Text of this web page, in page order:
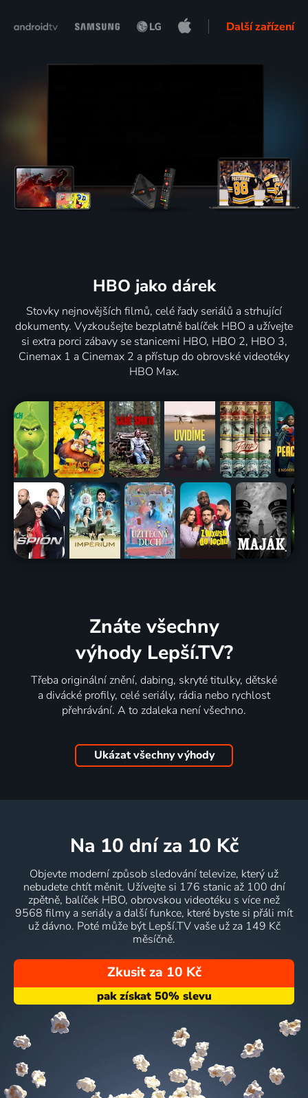
Další zařízení
HBO jako dárek
Stovky nejnovějších filmů, celé řady seriálů a strhující
dokumenty. Vyzkoušejte bezplatně balíček HBO a užívejte
si extra porci zábavy se stanicemi HBO, HBO 2, HBO 3,
Cinemax 1 a Cinemax 2 a přístup do obrovské videotéky
HBO Max.
Znáte všechny
výhody Lepší.TV?
Třeba originální znění, dabing, skryté titulky, dětské
a divácké profily, celé seriály, rádia nebo rychlost
přehrávání. A to zdaleka není všechno.
Ukázat všechny výhody
na 10 dní za 10 Kč
Objevte moderní způsob sledování televize, který už
nebudete chtít měnit. Užívejte si 176 stanic až 100 dní
zpětně, balíček HBO, obrovskou videotéku s více než
9568 filmy a seriály a další funkce, které byste si přáli mít
už dávno. Poté může být Lepší.TV vaše už za 149 Kč
měsíčně.
Zkusit za 10 Kč